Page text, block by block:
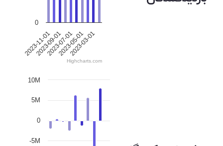
2023-11-01
2023-09-01
2023-07-01
2023-05-01
2023-03-01
0
Highcharts.com
-5M
0
5M
10M